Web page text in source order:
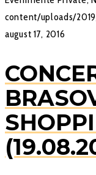
content/uploads/
august 17, 2016